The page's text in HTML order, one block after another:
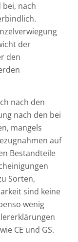
bei, nach
der
den
nach den
nach den bei
mangels
auf
Bestandteile
Sorten,
sind keine
wenig
CE und GS.